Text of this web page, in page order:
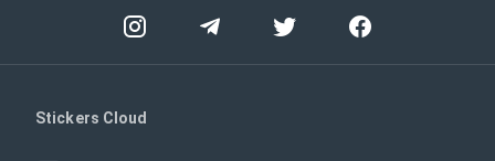
Stickers Cloud